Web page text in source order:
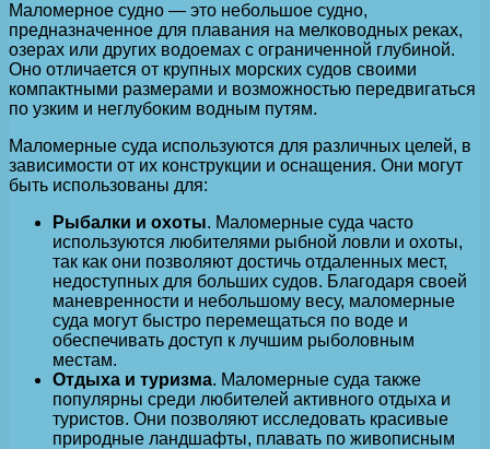
Маломерное судно — это небольшое судно,
предназначенное для плавания на мелководных реках,
озерах или других водоемах с ограниченной глубиной.
Оно отличается от крупных морских судов своими
компактными размерами и возможностью передвигаться
по узким и неглубоким водным путям.
Маломерные суда используются для различных целей, в
зависимости от их конструкции и оснащения. Они могут
быть использованы для:
Рыбалки и охоты. Маломерные суда часто
используются любителями рыбной ловли и охоты,
так как они позволяют достичь отдаленных мест,
недоступных для больших судов. Благодаря своей
маневренности и небольшому весу, маломерные
суда могут быстро перемещаться по воде и
обеспечивать доступ к лучшим рыболовным
местам.
Отдыха и туризма. Маломерные суда также
популярны среди любителей активного отдыха и
туристов. Они позволяют исследовать красивые
природные ландшафты, плавать по живописным